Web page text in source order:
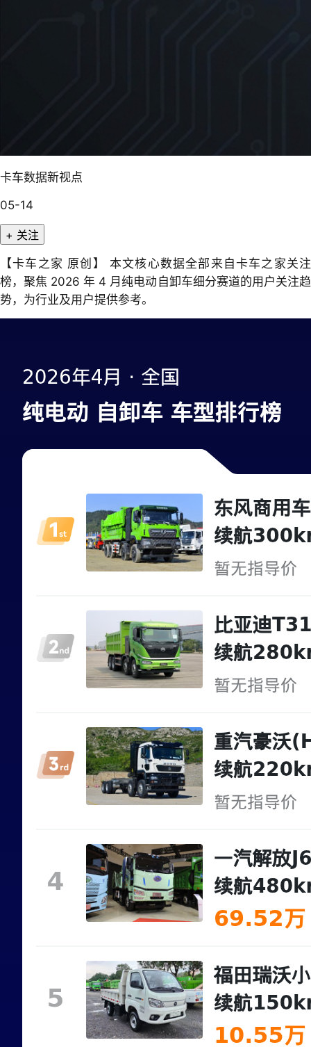
卡车数据新视点
05-14
+ 关注
【卡车之家 原创】 本文核心数据全部来自卡车之家关注
榜，聚焦 2026 年 4 月纯电动自卸车细分赛道的用户关注趋
势，为行业及用户提供参考。